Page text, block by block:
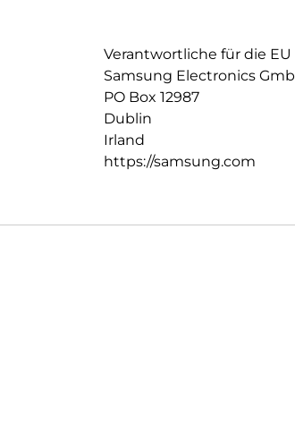
Verantwortliche für die EU
Samsung Electronics
PO Box 12987
Dublin
Irland
https://samsung.com